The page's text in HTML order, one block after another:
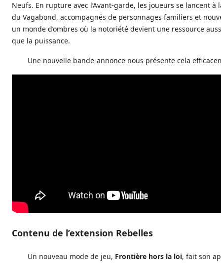
Neufs. En rupture avec l’Avant-garde, les joueurs se lancent à
du Vagabond, accompagnés de personnages familiers et
un monde d’ombres où la notoriété devient une ressource
que la puissance.
Une nouvelle bande-annonce nous présente cela
Contenu de l’extension Rebelles
Un nouveau mode de jeu, Frontière hors la loi, fait son